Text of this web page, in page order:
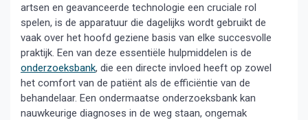
artsen en geavanceerde technologie een cruciale rol
spelen, is de apparatuur die dagelijks wordt gebruikt de
vaak over het hoofd geziene basis van elke succesvolle
praktijk. Een van deze essentiële hulpmiddelen is de
onderzoeksbank, die een directe invloed heeft op zowel
het comfort van de patiënt als de efficiëntie van de
behandelaar. Een ondermaatse onderzoeksbank kan
nauwkeurige diagnoses in de weg staan, ongemak